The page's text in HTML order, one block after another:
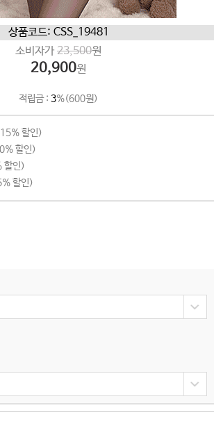
상품코드: CSS_19481
소비자가 23,500원
20,900원
적립금 : 3%(600원)
할인)
할인)
할인)
할인)